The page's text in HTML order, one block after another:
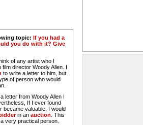
topic: If you had a
you do with it? Give
of any artist who I
director Woody Allen. I
to write a letter to him, but
of person who would
from Woody Allen I
If I ever found
became valuable, I would
in an auction . This
very practical person.